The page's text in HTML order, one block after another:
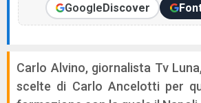
GoogleDiscover
Carlo Alvino, giornalista Tv
scelte di Carlo Ancelotti per